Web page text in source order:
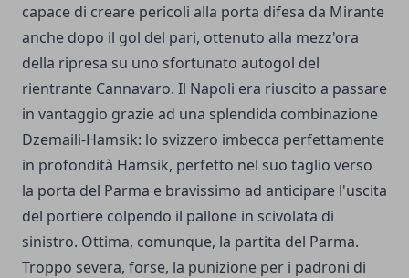
capace di creare pericoli alla porta difesa da Mirante
anche dopo il gol del pari, ottenuto alla mezz'ora
della ripresa su uno sfortunato autogol del
rientrante Cannavaro. Il Napoli era riuscito a passare
in vantaggio grazie ad una splendida combinazione
Dzemaili-Hamsik: lo svizzero imbecca perfettamente
in profondità Hamsik, perfetto nel suo taglio verso
la porta del Parma e bravissimo ad anticipare l'uscita
del portiere colpendo il pallone in scivolata di
sinistro. Ottima, comunque, la partita del Parma.
Troppo severa, forse, la punizione per i padroni di